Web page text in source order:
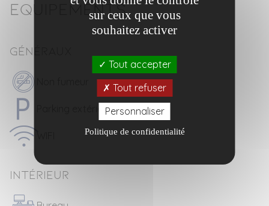
Equipements
Généraux
Parking extérieur
Intérieur
sur ceux que vous
souhaitez activer
Tout accepter
Tout refuser
Personnaliser
Politique de confidentialité